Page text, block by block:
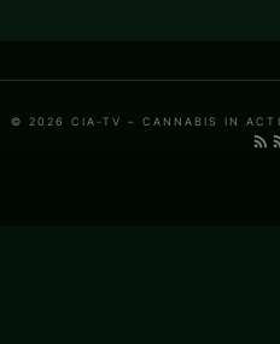
© 2026 CIA-TV – CANNABIS IN